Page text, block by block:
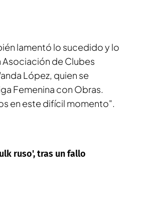
lamentó lo sucedido y lo
Asociación de Clubes
López, quien se
Femenina con Obras.
en este difícil momento".
ruso', tras un fallo